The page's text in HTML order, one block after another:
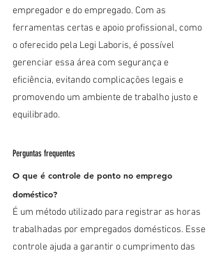
empregador e do empregado. Com as
ferramentas certas e apoio profissional, como
o oferecido pela Legi Laboris, é possível
gerenciar essa área com segurança e
eficiência, evitando complicações legais e
promovendo um ambiente de trabalho justo e
equilibrado.
Perguntas frequentes
O que é controle de ponto no emprego
doméstico?
É um método utilizado para registrar as horas
trabalhadas por empregados domésticos. Esse
controle ajuda a garantir o cumprimento das